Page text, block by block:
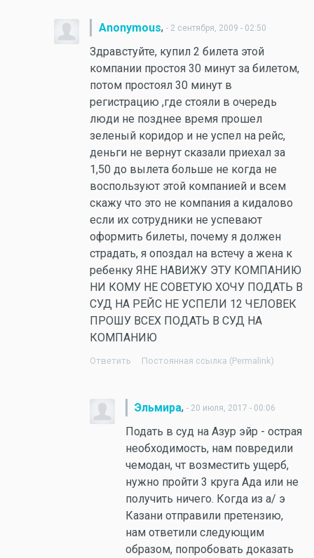
Anonymous, - 2 сентября, 2009 - 02:50
Здравстуйте, купил 2 билета этой
компании простоя 30 минут за билетом,
потом простоял 30 минут в
регистрацию ,где стояли в очередь
люди не позднее время прошел
зеленый коридор и не успел на рейс,
деньги не вернут сказали приехал за
1,50 до вылета больше не когда не
воспользуют этой компанией и всем
скажу что это не компания а кидалово
если их сотрудники не успевают
оформить билеты, почему я должен
страдать, я опоздал на встечу а жена к
ребенку ЯНЕ НАВИЖУ ЭТУ КОМПАНИЮ
НИ КОМУ НЕ СОВЕТУЮ ХОЧУ ПОДАТЬ В
СУД НА РЕЙС НЕ УСПЕЛИ 12 ЧЕЛОВЕК
ПРОШУ ВСЕХ ПОДАТЬ В СУД НА
КОМПАНИЮ
Ответить Постоянная ссылка (Permalink)
Эльмира, - 20 июля, 2017 - 00:06
Подать в суд на Азур эйр - острая
необходимость, нам повредили
чемодан, чт возместить ущерб,
нужно пройти 3 круга Ада или не
получить ничего. Когда из а/ э
Казани отправили претензию,
нам ответили следующим
образом, попробовать доказать